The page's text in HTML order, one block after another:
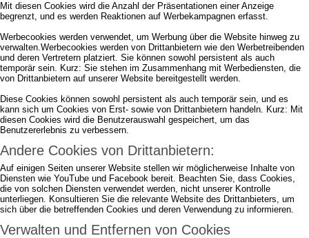
Mit diesen Cookies wird die Anzahl der Präsentationen einer Anzeige
begrenzt, und es werden Reaktionen auf Werbekampagnen erfasst.
Werbecookies werden verwendet, um Werbung über die Website hinweg zu
verwalten.Werbecookies werden von Drittanbietern wie den Werbetreibenden
und deren Vertretern platziert. Sie können sowohl persistent als auch
temporär sein. Kurz: Sie stehen im Zusammenhang mit Werbediensten, die
von Drittanbietern auf unserer Website bereitgestellt werden.
Diese Cookies können sowohl persistent als auch temporär sein, und es
kann sich um Cookies von Erst- sowie von Drittanbietern handeln. Kurz: Mit
diesen Cookies wird die Benutzerauswahl gespeichert, um das
Benutzererlebnis zu verbessern.
Andere Cookies von Drittanbietern:
Auf einigen Seiten unserer Website stellen wir möglicherweise Inhalte von
Diensten wie YouTube und Facebook bereit. Beachten Sie, dass Cookies,
die von solchen Diensten verwendet werden, nicht unserer Kontrolle
unterliegen. Konsultieren Sie die relevante Website des Drittanbieters, um
sich über die betreffenden Cookies und deren Verwendung zu informieren.
Verwalten und Entfernen von Cookies